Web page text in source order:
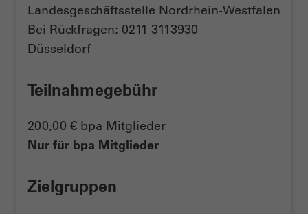
Landesgeschäftsstelle Nordrhein-Westfalen
Bei Rückfragen: 0211 3113930
Düsseldorf
Teilnahmegebühr
200,00 € bpa Mitglieder
Nur für bpa Mitglieder
Zielgruppen